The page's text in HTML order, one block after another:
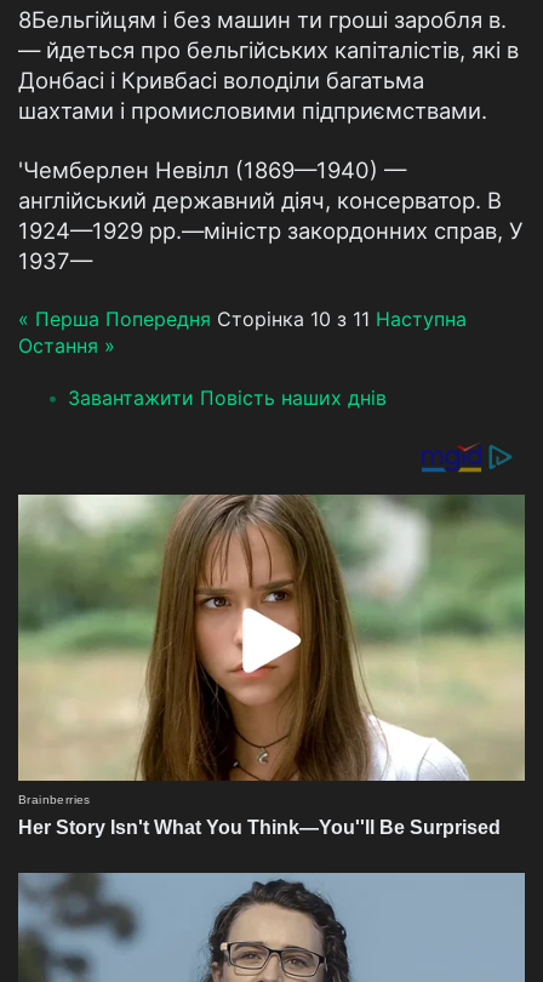
8Бельгійцям і без машин ти гроші заробля в.
— йдеться про бельгійських капіталістів, які в
Донбасі і Кривбасі володіли багатьма
шахтами і промисловими підприємствами.
'Чемберлен Невілл (1869—1940) —
англійський державний діяч, консерватор. В
1924—1929 рр.—міністр закордонних справ, У
1937—
« Перша Попередня Сторінка 10 з 11 Наступна
Остання »
Завантажити Повість наших днів